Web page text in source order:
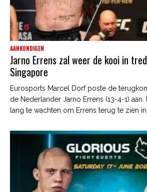
AANKONDIGEN
Jarno Errens zal weer de kooi in
Singapore
Eurosports Marcel Dorf poste de
de Nederlander Jarno Errens (13-4-1)
lang te wachten om Errens terug te zien in